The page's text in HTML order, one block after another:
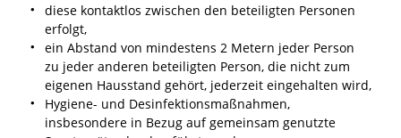
diese kontaktlos zwischen den beteiligten Personen
erfolgt,
ein Abstand von mindestens 2 Metern jeder Person
zu jeder anderen beteiligten Person, die nicht zum
eigenen Hausstand gehört, jederzeit eingehalten wird,
Hygiene- und Desinfektionsmaßnahmen,
insbesondere in Bezug auf gemeinsam genutzte